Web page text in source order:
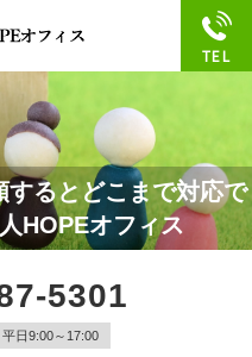
るとどこまで対応で
HOPEオフィス
5301
平日9:00～17:00